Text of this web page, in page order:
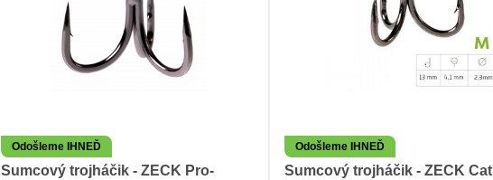
Odošleme IHNEĎ
Sumcový trojháčik - ZECK Pro-
Odošleme IHNEĎ
Sumcový trojháčik - ZECK Cat